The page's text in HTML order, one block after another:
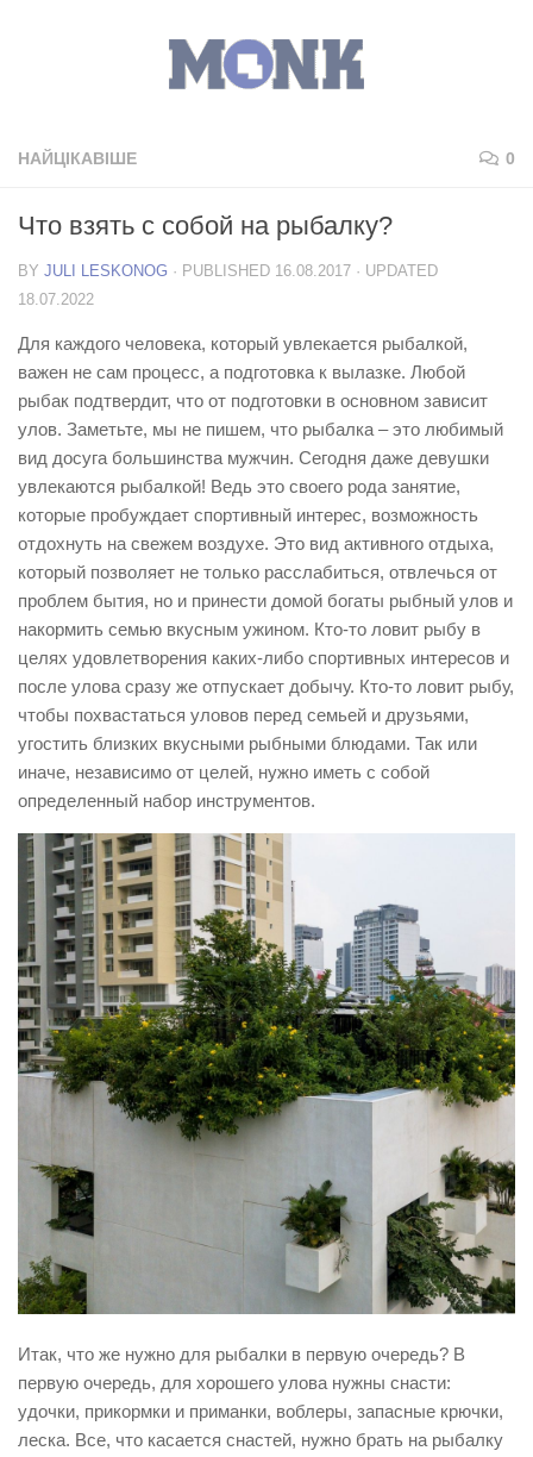
НАЙЦІКАВІШЕ 0
Что взять с собой на рыбалку?
BY JULI LESKONOG · PUBLISHED 16.08.2017 · UPDATED
18.07.2022
Для каждого человека, который увлекается рыбалкой,
важен не сам процесс, а подготовка к вылазке. Любой
рыбак подтвердит, что от подготовки в основном зависит
улов. Заметьте, мы не пишем, что рыбалка – это любимый
вид досуга большинства мужчин. Сегодня даже девушки
увлекаются рыбалкой! Ведь это своего рода занятие,
которые пробуждает спортивный интерес, возможность
отдохнуть на свежем воздухе. Это вид активного отдыха,
который позволяет не только расслабиться, отвлечься от
проблем бытия, но и принести домой богаты рыбный улов и
накормить семью вкусным ужином. Кто-то ловит рыбу в
целях удовлетворения каких-либо спортивных интересов и
после улова сразу же отпускает добычу. Кто-то ловит рыбу,
чтобы похвастаться уловов перед семьей и друзьями,
угостить близких вкусными рыбными блюдами. Так или
иначе, независимо от целей, нужно иметь с собой
определенный набор инструментов.
Итак, что же нужно для рыбалки в первую очередь? В
первую очередь, для хорошего улова нужны снасти:
удочки, прикормки и приманки, воблеры, запасные крючки,
леска. Все, что касается снастей, нужно брать на рыбалку